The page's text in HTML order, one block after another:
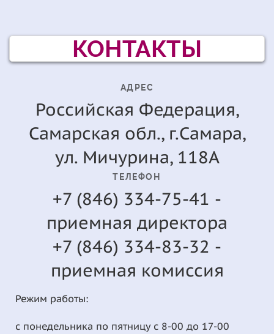
КОНТАКТЫ
АДРЕС
Российская Федерация,
Самарская обл., г.Самара,
ул. Мичурина, 118А
ТЕЛЕФОН
+7 (846) 334-75-41 -
приемная директора
+7 (846) 334-83-32 -
приемная комиссия
Режим работы:
с понедельника по пятницу с 8-00 до 17-00